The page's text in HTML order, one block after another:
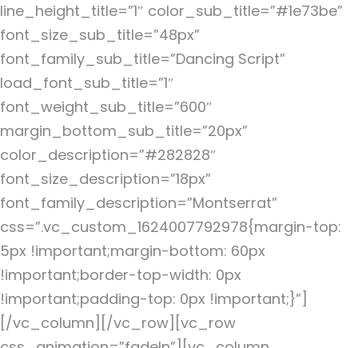
line_height_title=”1″ color_sub_title=”#1e73be”
font_size_sub_title=”48px”
font_family_sub_title=”Dancing Script”
load_font_sub_title=”1″
font_weight_sub_title=”600″
margin_bottom_sub_title=”20px”
color_description=”#282828″
font_size_description=”18px”
font_family_description=”Montserrat”
css=”.vc_custom_1624007792978{margin-top:
5px !important;margin-bottom: 60px
!important;border-top-width: 0px
!important;padding-top: 0px !important;}”]
[/vc_column][/vc_row][vc_row